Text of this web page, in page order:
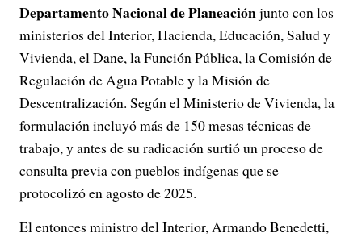
Departamento Nacional de Planeaciónjunto con los
ministerios del Interior, Hacienda, Educación, Salud y
Vivienda, el Dane, la Función Pública, la Comisión de
Regulación de Agua Potable y la Misión de
Descentralización. Según el Ministerio de Vivienda, la
formulación incluyó más de 150 mesas técnicas de
trabajo, y antes de su radicación surtió un proceso de
consulta previa con pueblos indígenas que se
protocolizó en agosto de 2025.
El entonces ministro del Interior, Armando Benedetti,